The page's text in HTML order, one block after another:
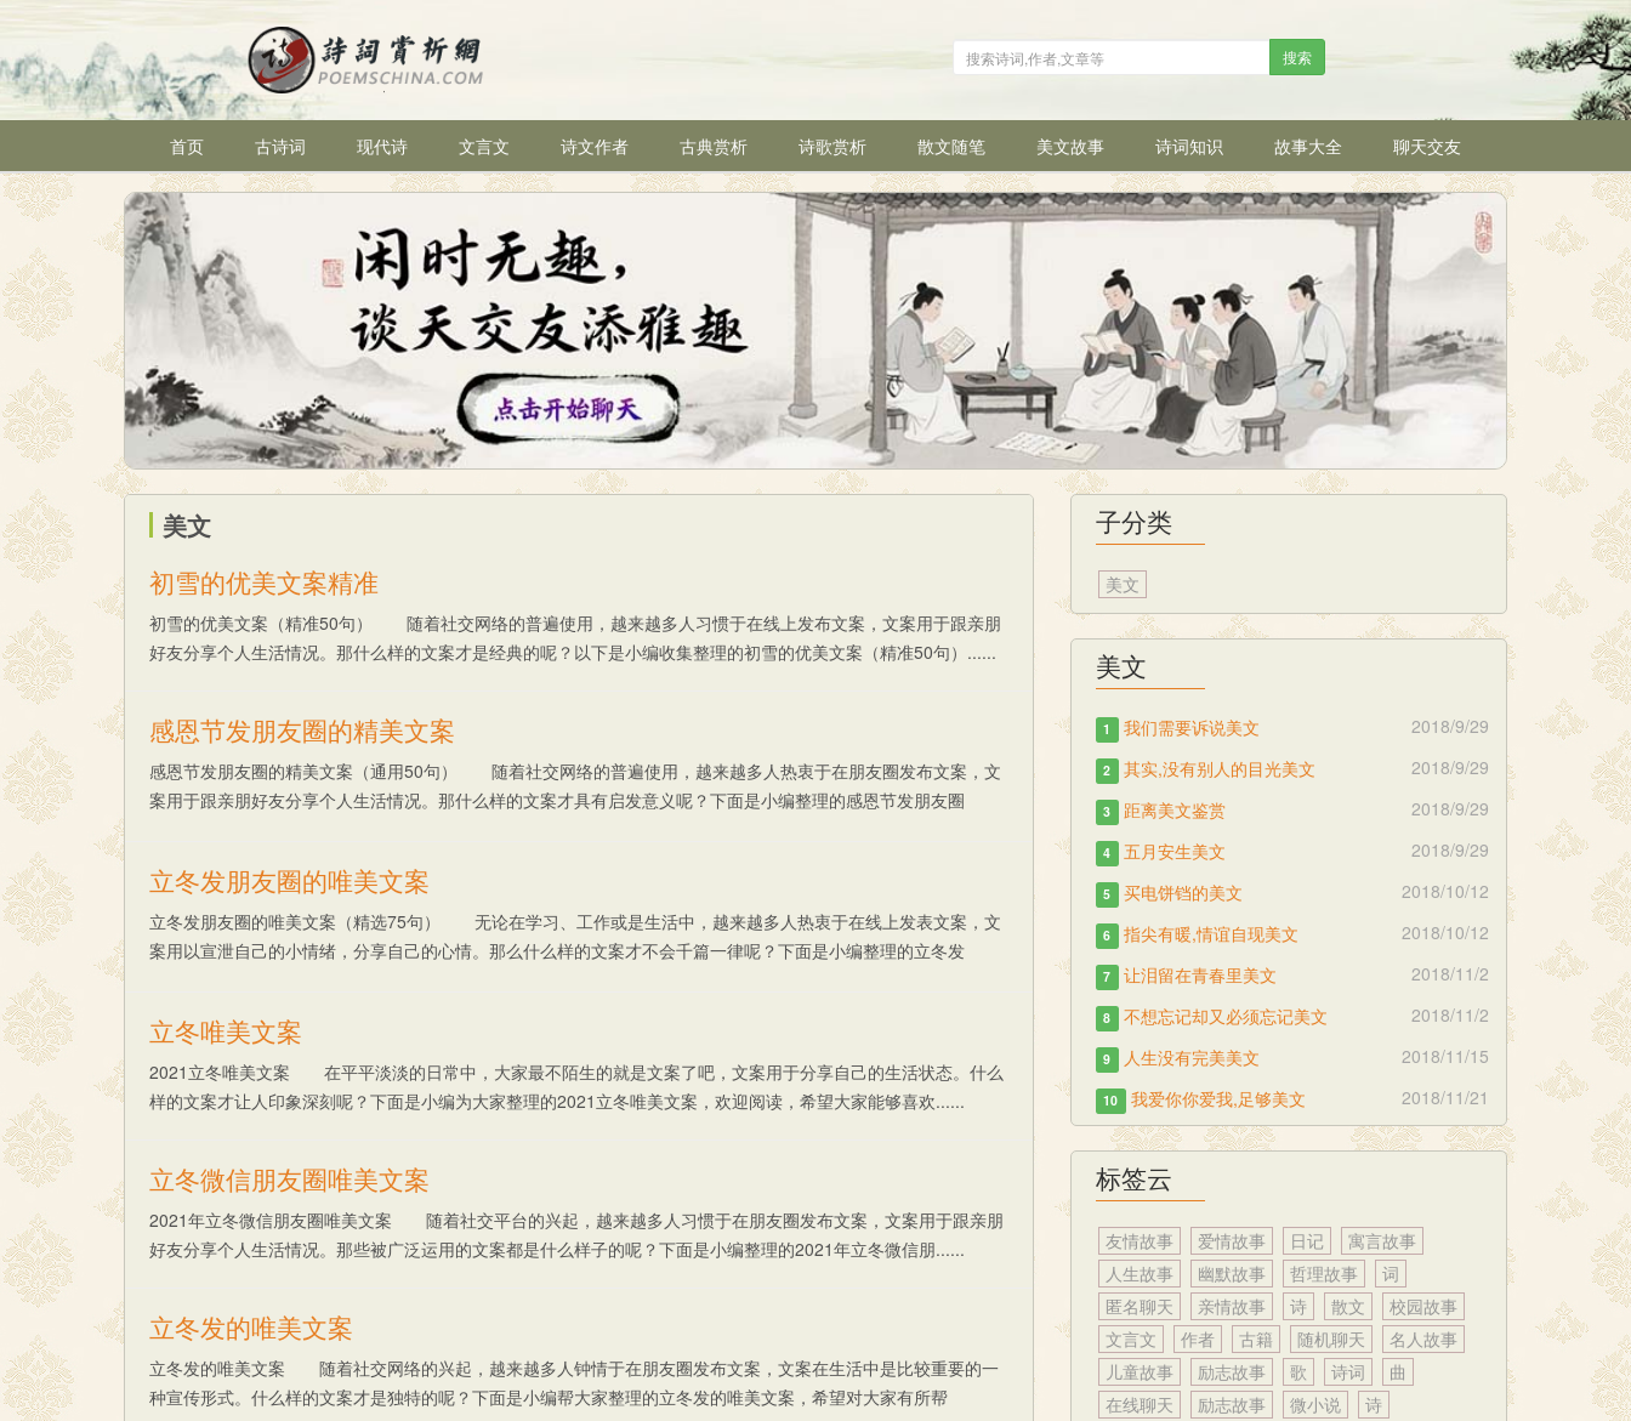
搜索
首页 古诗词 现代诗 文言文 诗文作者 古典赏析 诗歌赏析 散文随笔 美文故事 诗词知识 故事大全 聊天交友
美文
初雪的优美文案精准
初雪的优美文案（精准50句） 随着社交网络的普遍使用，越来越多人习惯于在线上发布文案，文案用于跟亲朋
好友分享个人生活情况。那什么样的文案才是经典的呢？以下是小编收集整理的初雪的优美文案（精准50句）......
感恩节发朋友圈的精美文案
感恩节发朋友圈的精美文案（通用50句） 随着社交网络的普遍使用，越来越多人热衷于在朋友圈发布文案，文
案用于跟亲朋好友分享个人生活情况。那什么样的文案才具有启发意义呢？下面是小编整理的感恩节发朋友圈
立冬发朋友圈的唯美文案
立冬发朋友圈的唯美文案（精选75句） 无论在学习、工作或是生活中，越来越多人热衷于在线上发表文案，文
案用以宣泄自己的小情绪，分享自己的心情。那么什么样的文案才不会千篇一律呢？下面是小编整理的立冬发
立冬唯美文案
2021立冬唯美文案 在平平淡淡的日常中，大家最不陌生的就是文案了吧，文案用于分享自己的生活状态。什么
样的文案才让人印象深刻呢？下面是小编为大家整理的2021立冬唯美文案，欢迎阅读，希望大家能够喜欢......
立冬微信朋友圈唯美文案
2021年立冬微信朋友圈唯美文案 随着社交平台的兴起，越来越多人习惯于在朋友圈发布文案，文案用于跟亲朋
好友分享个人生活情况。那些被广泛运用的文案都是什么样子的呢？下面是小编整理的2021年立冬微信朋......
立冬发的唯美文案
立冬发的唯美文案 随着社交网络的兴起，越来越多人钟情于在朋友圈发布文案，文案在生活中是比较重要的一
种宣传形式。什么样的文案才是独特的呢？下面是小编帮大家整理的立冬发的唯美文案，希望对大家有所帮
子分类
美文
美文
1 我们需要诉说美文 2018/9/29
2 其实,没有别人的目光美文 2018/9/29
3 距离美文鉴赏 2018/9/29
4 五月安生美文 2018/9/29
5 买电饼铛的美文 2018/10/12
6 指尖有暖,情谊自现美文 2018/10/12
7 让泪留在青春里美文 2018/11/2
8 不想忘记却又必须忘记美文 2018/11/2
9 人生没有完美美文 2018/11/15
10 我爱你你爱我,足够美文 2018/11/21
标签云
友情故事 爱情故事 日记
寓言故事
人生故事
幽默故事 哲理故事
词
匿名聊天
亲情故事 诗 散文
校园故事
文言文
作者 古籍 随机聊天
名人故事
儿童故事
励志故事 歌 诗词
曲
在线聊天
励志故事 微小说
诗